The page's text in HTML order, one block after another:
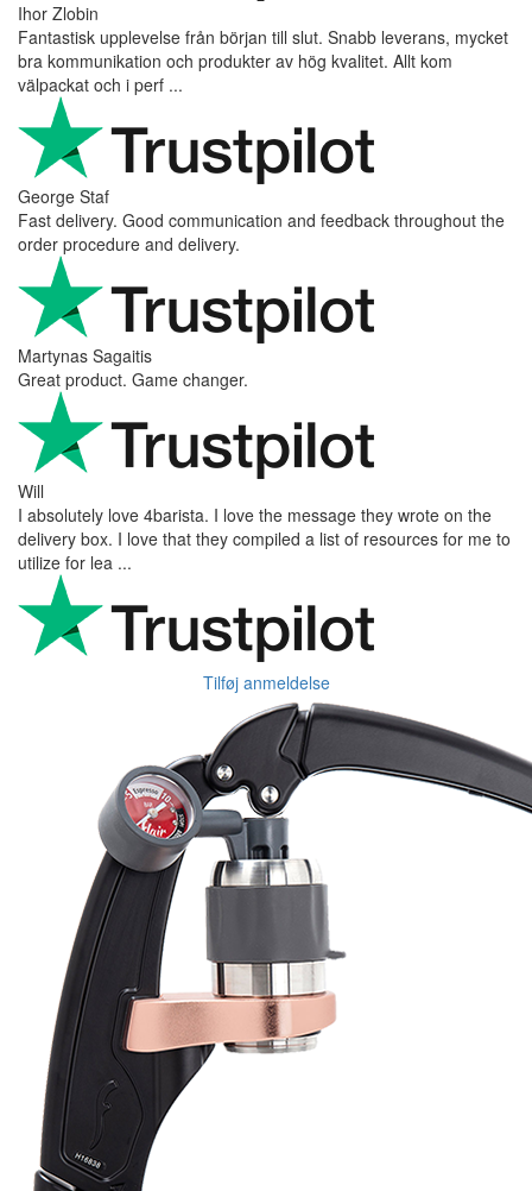
Ihor Zlobin
Fantastisk upplevelse från början till slut. Snabb leverans, mycket
bra kommunikation och produkter av hög kvalitet. Allt kom
välpackat och i perf ...
George Staf
Fast delivery. Good communication and feedback throughout the
order procedure and delivery.
Martynas Sagaitis
Great product. Game changer.
Will
I absolutely love 4barista. I love the message they wrote on the
delivery box. I love that they compiled a list of resources for me to
utilize for lea ...
Tilføj anmeldelse